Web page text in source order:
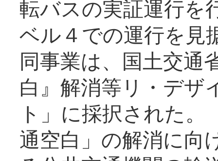
転バスの実証運行を
ベル４での運行を見
同事業は、国土交通
白』解消等リ・デザ
ト」に採択された
通空白」の解消に向